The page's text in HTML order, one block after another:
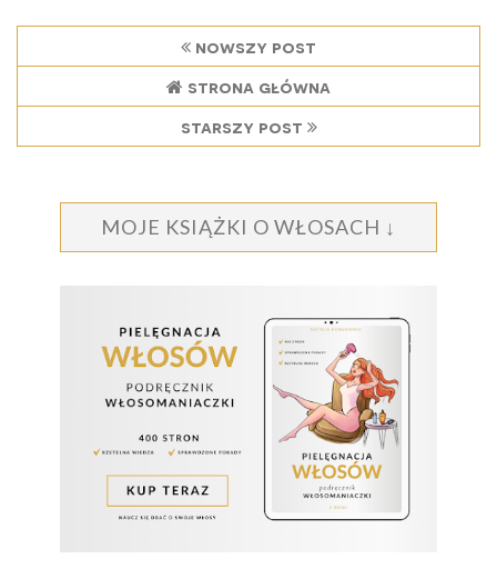
nowszy post
strona główna
starszy post
MOJE KSIĄŻKI O WŁOSACH ↓